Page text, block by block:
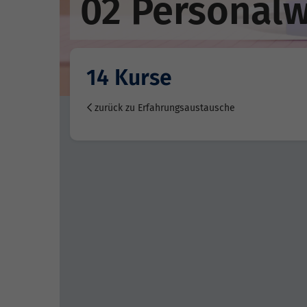
02
14 Kurse
zurück zu Erfahrungsaustausche